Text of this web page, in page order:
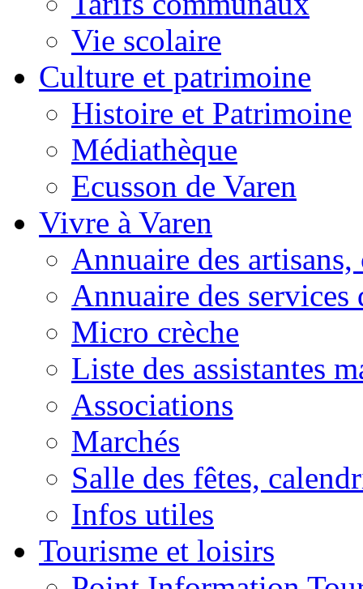
Vie scolaire
Culture et patrimoine
Histoire et Patrimoine
Médiathèque
Ecusson de Varen
Vivre à Varen
Annuaire des
Annuaire des services
Micro crèche
Liste des assistantes
Associations
Marchés
Salle des fêtes,
Infos utiles
Tourisme et loisirs